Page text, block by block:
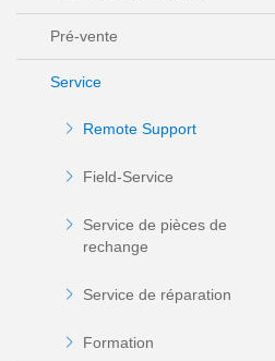
Pré-vente
Service
Remote Support
Field-Service
Service de pièces de
rechange
Service de réparation
Formation